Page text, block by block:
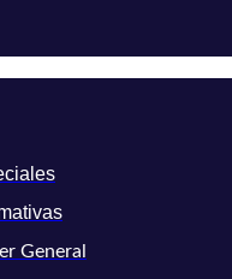
General